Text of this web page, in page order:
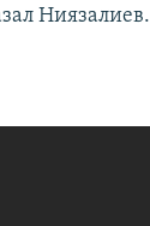
Ниязалиев.